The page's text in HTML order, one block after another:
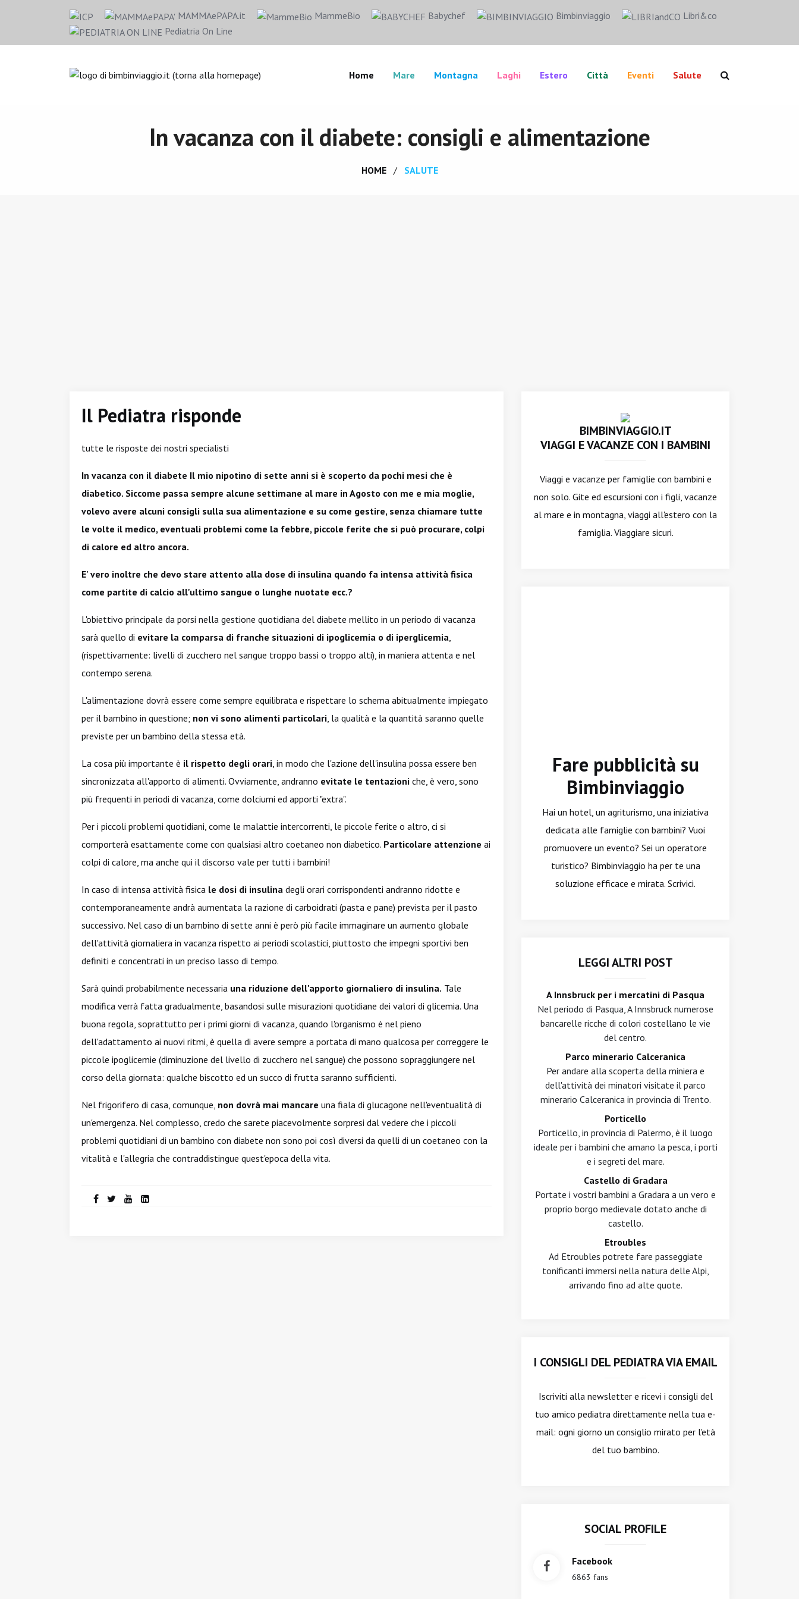
MAMMAePAPA.it MammeBio Babychef Bimbinviaggio
Libri&co
Pediatria On Line
Home Mare Montagna Laghi Estero Città Eventi Salute
In vacanza con il diabete: consigli e alimentazione
HOME SALUTE
Il Pediatra risponde
tutte le risposte dei nostri specialisti
In vacanza con il diabete Il mio nipotino di sette anni si è scoperto da pochi mesi che è
diabetico. Siccome passa sempre alcune settimane al mare in Agosto con me e mia moglie,
volevo avere alcuni consigli sulla sua alimentazione e su come gestire, senza chiamare tutte
le volte il medico, eventuali problemi come la febbre, piccole ferite che si può procurare, colpi
di calore ed altro ancora.
E' vero inoltre che devo stare attento alla dose di insulina quando fa intensa attività fisica
come partite di calcio all'ultimo sangue o lunghe nuotate ecc.?
L'obiettivo principale da porsi nella gestione quotidiana del diabete mellito in un periodo di vacanza
sarà quello di evitare la comparsa di franche situazioni di ipoglicemia o di iperglicemia,
(rispettivamente: livelli di zucchero nel sangue troppo bassi o troppo alti), in maniera attenta e nel
contempo serena.
L'alimentazione dovrà essere come sempre equilibrata e rispettare lo schema abitualmente impiegato
per il bambino in questione; non vi sono alimenti particolari, la qualità e la quantità saranno quelle
previste per un bambino della stessa età.
La cosa più importante è il rispetto degli orari, in modo che l'azione dell'insulina possa essere ben
sincronizzata all'apporto di alimenti. Ovviamente, andranno evitate le tentazioni che, è vero, sono
più frequenti in periodi di vacanza, come dolciumi ed apporti "extra".
Per i piccoli problemi quotidiani, come le malattie intercorrenti, le piccole ferite o altro, ci si
comporterà esattamente come con qualsiasi altro coetaneo non diabetico. Particolare attenzione ai
colpi di calore, ma anche qui il discorso vale per tutti i bambini!
In caso di intensa attività fisica le dosi di insulina degli orari corrispondenti andranno ridotte e
contemporaneamente andrà aumentata la razione di carboidrati (pasta e pane) prevista per il pasto
successivo. Nel caso di un bambino di sette anni è però più facile immaginare un aumento globale
dell'attività giornaliera in vacanza rispetto ai periodi scolastici, piuttosto che impegni sportivi ben
definiti e concentrati in un preciso lasso di tempo.
Sarà quindi probabilmente necessaria una riduzione dell'apporto giornaliero di insulina. Tale
modifica verrà fatta gradualmente, basandosi sulle misurazioni quotidiane dei valori di glicemia. Una
buona regola, soprattutto per i primi giorni di vacanza, quando l'organismo è nel pieno
dell'adattamento ai nuovi ritmi, è quella di avere sempre a portata di mano qualcosa per correggere le
piccole ipoglicemie (diminuzione del livello di zucchero nel sangue) che possono sopraggiungere nel
corso della giornata: qualche biscotto ed un succo di frutta saranno sufficienti.
Nel frigorifero di casa, comunque, non dovrà mai mancare una fiala di glucagone nell'eventualità di
un'emergenza. Nel complesso, credo che sarete piacevolmente sorpresi dal vedere che i piccoli
problemi quotidiani di un bambino con diabete non sono poi così diversi da quelli di un coetaneo con la
vitalità e l'allegria che contraddistingue quest'epoca della vita.
BIMBINVIAGGIO.IT
VIAGGI E VACANZE CON I BAMBINI
Viaggi e vacanze per famiglie con bambini e
non solo. Gite ed escursioni con i figli, vacanze
al mare e in montagna, viaggi all'estero con la
famiglia. Viaggiare sicuri.
Fare pubblicità su
Bimbinviaggio
Hai un hotel, un agriturismo, una iniziativa
dedicata alle famiglie con bambini? Vuoi
promuovere un evento? Sei un operatore
turistico? Bimbinviaggio ha per te una
soluzione efficace e mirata. Scrivici.
LEGGI ALTRI POST
A Innsbruck per i mercatini di Pasqua
Nel periodo di Pasqua, A Innsbruck numerose
bancarelle ricche di colori costellano le vie
del centro.
Parco minerario Calceranica
Per andare alla scoperta della miniera e
dell'attività dei minatori visitate il parco
minerario Calceranica in provincia di Trento.
Porticello
Porticello, in provincia di Palermo, è il luogo
ideale per i bambini che amano la pesca, i porti
e i segreti del mare.
Castello di Gradara
Portate i vostri bambini a Gradara a un vero e
proprio borgo medievale dotato anche di
castello.
Etroubles
Ad Etroubles potrete fare passeggiate
tonificanti immersi nella natura delle Alpi,
arrivando fino ad alte quote.
I CONSIGLI DEL PEDIATRA VIA EMAIL
Iscriviti alla newslettere ricevi i consigli del
tuo amico pediatra direttamente nella tua e-
mail: ogni giorno un consiglio mirato per l'età
del tuo bambino.
SOCIAL PROFILE
Facebook
6863 fans